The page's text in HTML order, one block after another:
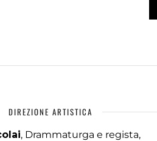
DIREZIONE ARTISTICA
, Drammaturga e regista,